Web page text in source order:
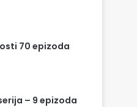
70 epizoda
– 9 epizoda